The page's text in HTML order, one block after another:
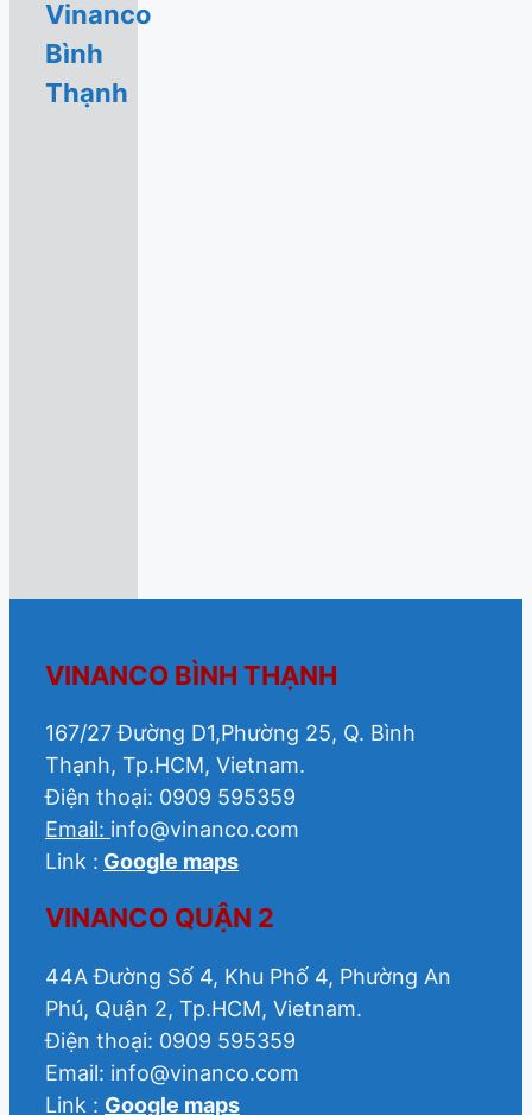
Vinanco
Bình
Thạnh
VINANCO BÌNH THẠNH
167/27 Đường D1,Phường 25, Q. Bình
Thạnh, Tp.HCM, Vietnam.
Điện thoại: 0909 595359
Email: info@vinanco.com
Link : Google maps
VINANCO QUẬN 2
44A Đường Số 4, Khu Phố 4, Phường An
Phú, Quận 2, Tp.HCM, Vietnam.
Điện thoại: 0909 595359
Email: info@vinanco.com
Link : Google maps